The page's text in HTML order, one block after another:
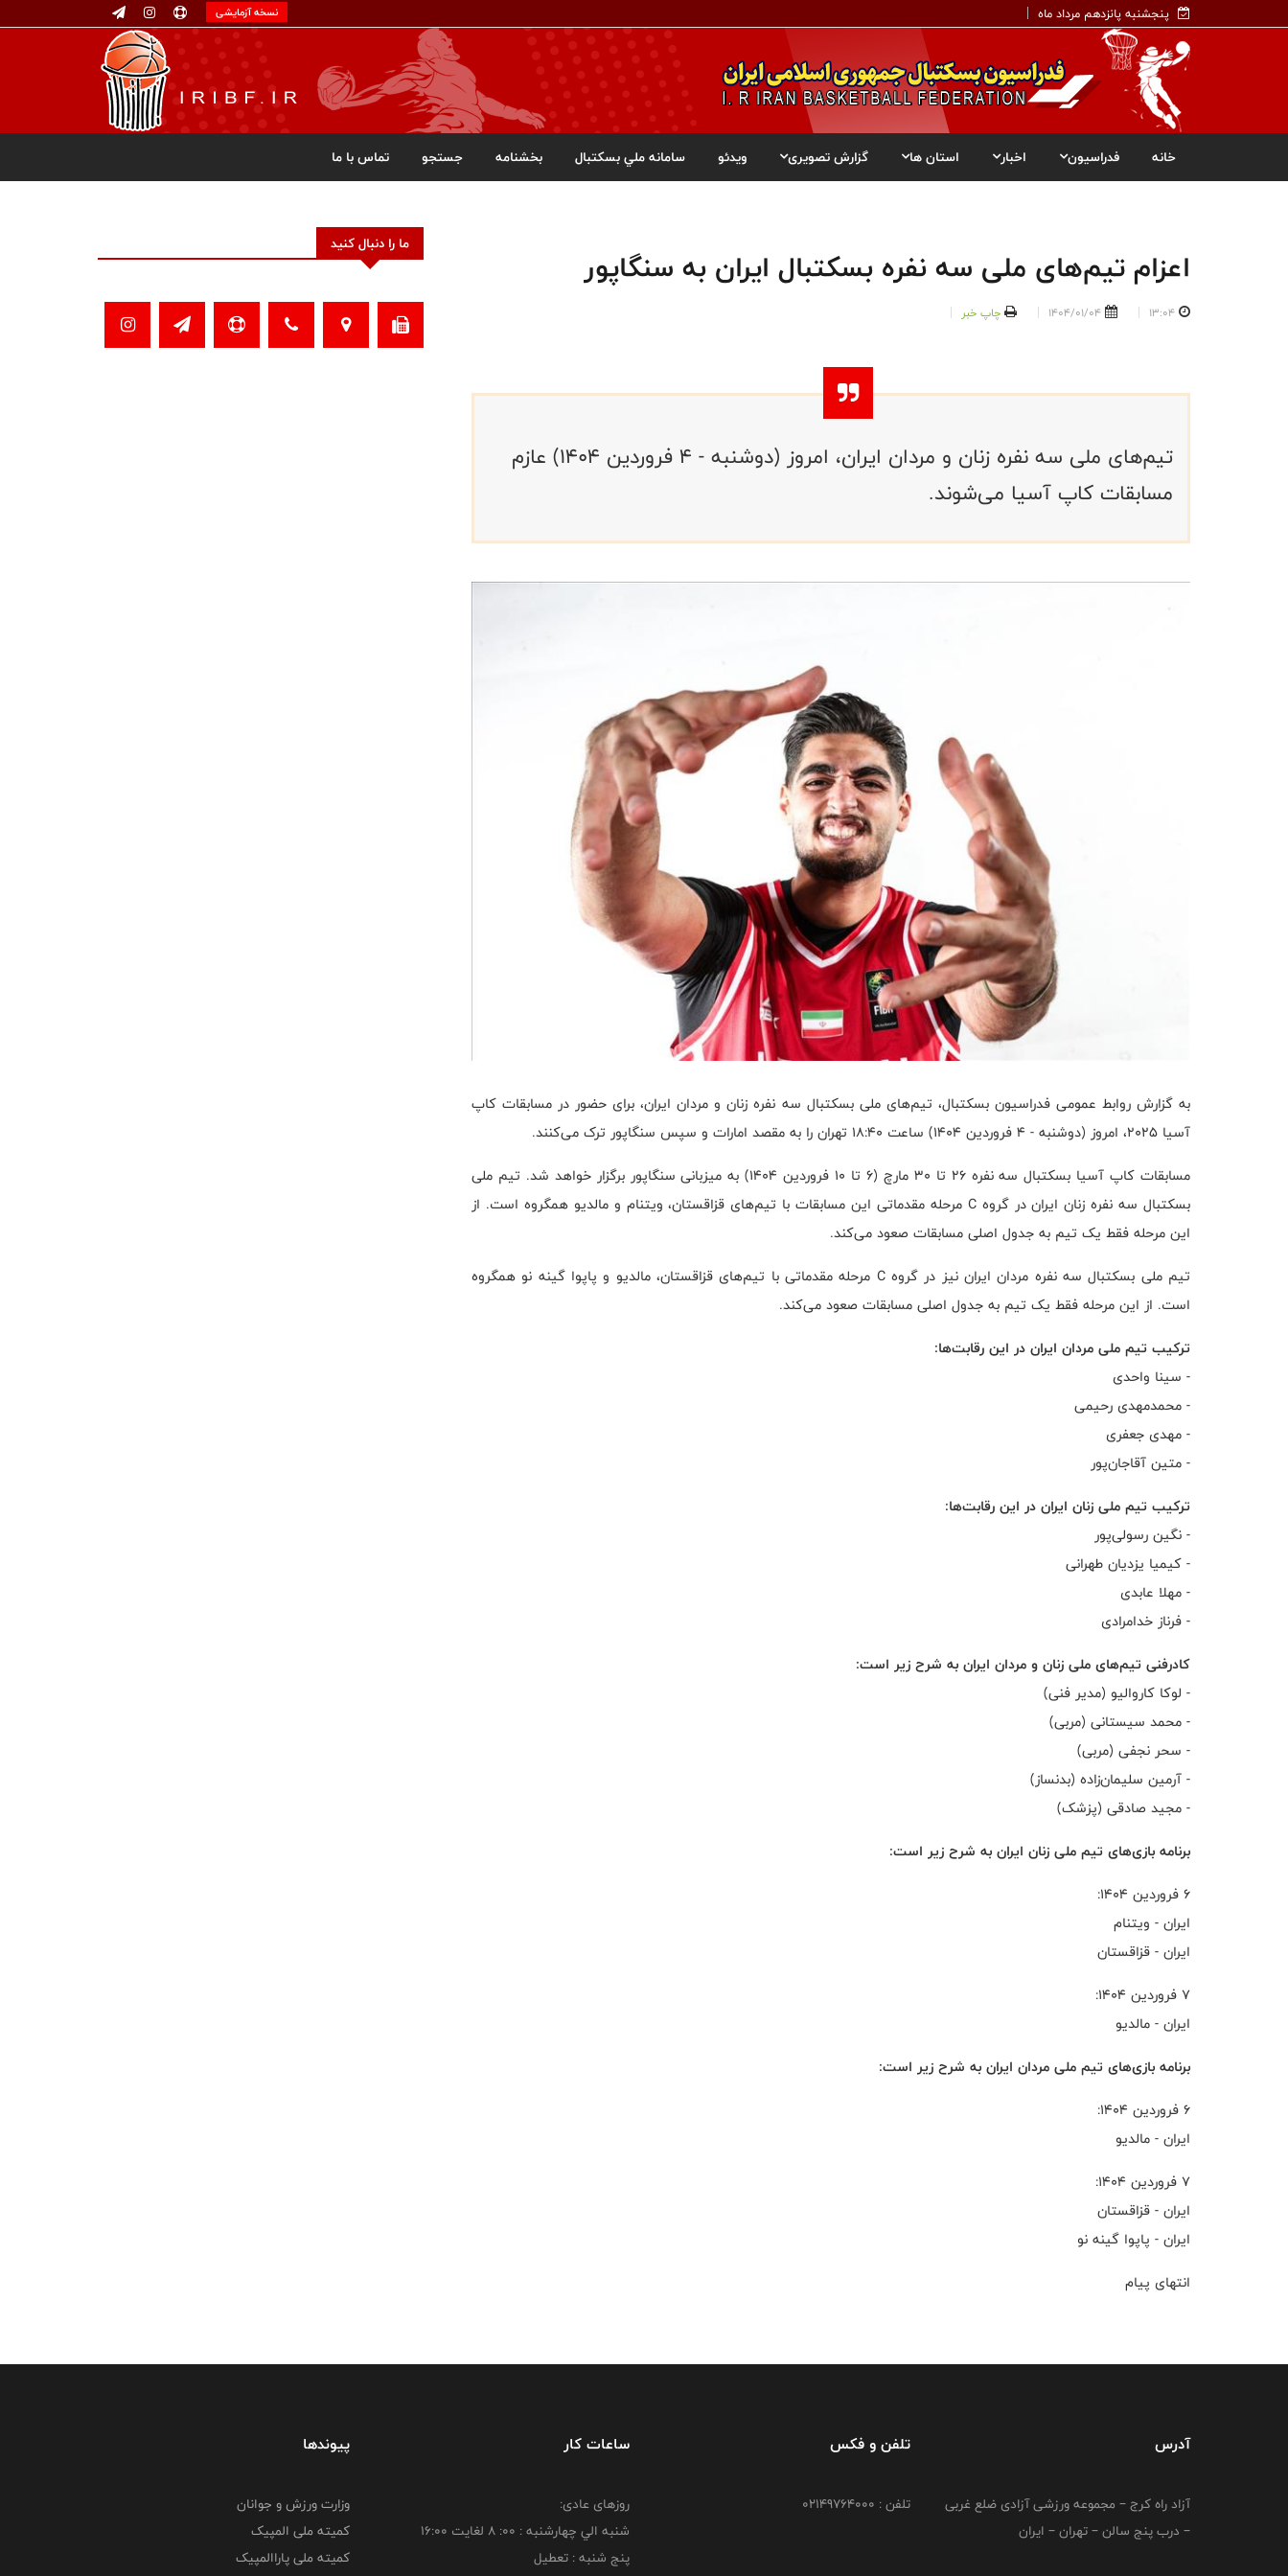
پنجشنبه پانزدهم مرداد ماه نسخه آزمایشی
خانه فدراسیون اخبار استان ها گزارش تصویری ویدئو سامانه ملي بسکتبال بخشنامه جستجو تماس با ما
اعزام تیم‌های ملی سه نفره بسکتبال ایران به سنگاپور
13:04
1404/01/04 چاپ خبر
تیم‌های ملی سه نفره زنان و مردان ایران،‌ امروز (دوشنبه - ۴ فروردین ۱۴۰۴) عازم
مسابقات کاپ آسیا می‌شوند.
به گزارش روابط عمومی فدراسیون بسکتبال، تیم‌های ملی بسکتبال سه نفره زنان و مردان ایران، برای حضور در مسابقات کاپ
آسیا ۲۰۲۵، امروز (دوشنبه - ۴ فروردین ۱۴۰۴) ساعت ۱۸:۴۰ تهران را به مقصد امارات و سپس سنگاپور ترک می‌کنند.
مسابقات کاپ آسیا بسکتبال سه نفره ۲۶ تا ۳۰ مارچ (۶ تا ۱۰ فروردین ۱۴۰۴) به میزبانی سنگاپور برگزار خواهد شد. تیم ملی
بسکتبال سه نفره زنان ایران در گروه C مرحله مقدماتی این مسابقات با تیم‌های قزاقستان، ویتنام و مالدیو همگروه است. از
این مرحله فقط یک تیم به جدول اصلی مسابقات صعود می‌کند.
تیم ملی بسکتبال سه نفره مردان ایران نیز در گروه C مرحله مقدماتی با تیم‌های قزاقستان، مالدیو و پاپوا گینه نو همگروه
است. از این مرحله فقط یک تیم به جدول اصلی مسابقات صعود می‌کند.
ترکیب تیم ملی مردان ایران در این رقابت‌ها:
- سینا واحدی
- محمدمهدی رحیمی
- مهدی جعفری
- متین آقاجان‌پور
ترکیب تیم ملی زنان ایران در این رقابت‌ها:
- نگین رسولی‌پور
- کیمیا یزدیان طهرانی
- مهلا عابدی
- فرناز خدامرادی
کادرفنی تیم‌های ملی زنان و مردان ایران به شرح زیر است:
- لوکا کاروالیو (مدیر فنی)
- محمد سیستانی (مربی)
- سحر نجفی (مربی)
- آرمین سلیمان‌زاده (بدنساز)
- مجید صادقی (پزشک)
برنامه بازی‌های تیم ملی زنان ایران به شرح زیر است:
۶ فروردین ۱۴۰۴:
ایران - ویتنام
ایران - قزاقستان
۷ فروردین ۱۴۰۴:
ایران - مالدیو
برنامه بازی‌های تیم ملی مردان ایران به شرح زیر است:
۶ فروردین ۱۴۰۴:
ایران - مالدیو
۷ فروردین ۱۴۰۴:
ایران - قزاقستان
ایران - پاپوا گینه نو
انتهای پیام
ما را دنبال کنید
آدرس
آزاد راه کرج – مجموعه ورزشی آزادی ضلع غربی
– درب پنج سالن – تهران – ایران
تلفن و فکس
تلفن : 02149764000
ساعات کار
روزهای عادی:
شنبه الي چهارشنبه : 00: 8 لغايت 16:00
پنج شنبه : تعطیل
پیوندها
وزارت ورزش و جوانان
کمیته ملی المپیک
کمیته ملی پاراالمپیک